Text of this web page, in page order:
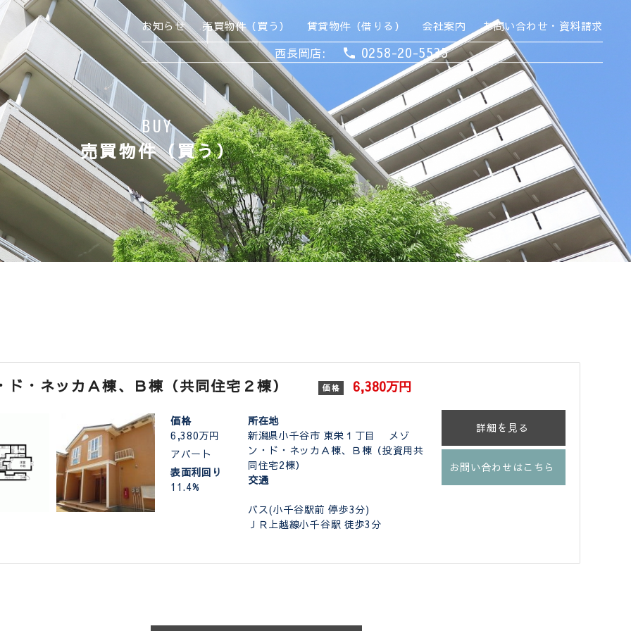
お知らせ 売買物件（買う） 賃貸物件（借りる） 会社案内 お問い合わせ・資料請求
西長岡店: 0258-20-5535
BUY
売買物件（買う）
ド・ネッカＡ棟、Ｂ棟（共同住宅２棟） 価格 6,380万円
価格
6,380万円
アパート
表面利回り
11.4%
所在地
新潟県小千谷市 東栄１丁目 メゾ
ン・ド・ネッカＡ棟、Ｂ棟（投資用共
同住宅2棟）
交通
バス(小千谷駅前 停歩3分)
ＪＲ上越線小千谷駅 徒歩3分
詳細を見る
お問い合わせはこちら